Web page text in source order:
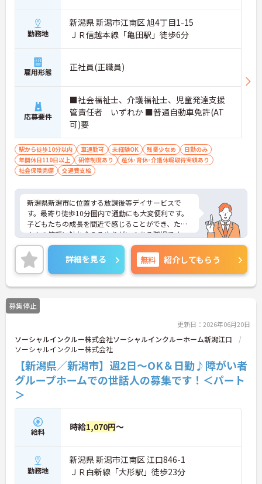
勤務地
新潟県 新潟市江南区 旭4丁目1-15
ＪＲ信越本線「亀田駅」徒歩6分
雇用形態 正社員(正職員)
応募要件
■社会福祉士、介護福祉士、児童発達支援
管責任者 いずれか ■普通自動車免許(AT
可)要
駅から徒歩10分以内 車通勤可 未経験OK 残業少なめ
日勤のみ
年間休日110日以上
研修制度あり
産休･育休･介護休暇取得実績あり
社会保険完備
交通費支給
新潟県新潟市に位置する放課後等デイサービスで
す。最寄り徒歩10分圏内で通勤にも大変便利です。
子どもたちの成長を間近で感じることができ、たく
さんの笑顔に触れ合えるやりがいのある職場です。
ご興味ある方には、面接対策ポイントなど、さらに
詳細をお話しいたしますのでお気軽にご相談くださ
い！
詳細を見る 無料 紹介してもらう
募集停止
更新日：2026年06月20日
ソーシャルインクルー株式会社ソーシャルインクルーホーム新潟江口
ソーシャルインクルー株式会社
【新潟県／新潟市】週2日～OK＆日勤♪障がい者
グループホームでの世話人の募集です！＜パート
＞
給料 時給1,070円～
勤務地
新潟県 新潟市江南区 江口846-1
ＪＲ白新線「大形駅」徒歩23分